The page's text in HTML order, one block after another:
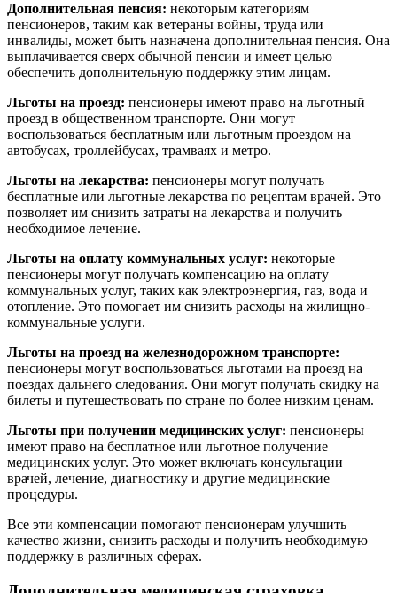
Дополнительная пенсия: некоторым категориям
пенсионеров, таким как ветераны войны, труда или
инвалиды, может быть назначена дополнительная пенсия. Она
выплачивается сверх обычной пенсии и имеет целью
обеспечить дополнительную поддержку этим лицам.
Льготы на проезд: пенсионеры имеют право на льготный
проезд в общественном транспорте. Они могут
воспользоваться бесплатным или льготным проездом на
автобусах, троллейбусах, трамваях и метро.
Льготы на лекарства: пенсионеры могут получать
бесплатные или льготные лекарства по рецептам врачей. Это
позволяет им снизить затраты на лекарства и получить
необходимое лечение.
Льготы на оплату коммунальных услуг: некоторые
пенсионеры могут получать компенсацию на оплату
коммунальных услуг, таких как электроэнергия, газ, вода и
отопление. Это помогает им снизить расходы на жилищно-
коммунальные услуги.
Льготы на проезд на железнодорожном транспорте:
пенсионеры могут воспользоваться льготами на проезд на
поездах дальнего следования. Они могут получать скидку на
билеты и путешествовать по стране по более низким ценам.
Льготы при получении медицинских услуг: пенсионеры
имеют право на бесплатное или льготное получение
медицинских услуг. Это может включать консультации
врачей, лечение, диагностику и другие медицинские
процедуры.
Все эти компенсации помогают пенсионерам улучшить
качество жизни, снизить расходы и получить необходимую
поддержку в различных сферах.